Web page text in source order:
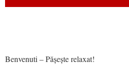
Benvenuti – Pășește relaxat!